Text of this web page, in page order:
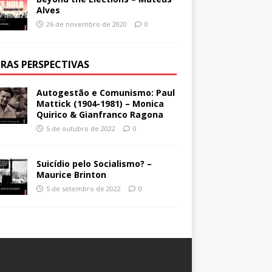
Alves
26 de novembro de 2020 0
PERSPECTIVAS
Autogestão e Comunismo: Paul
Mattick (1904-1981) – Monica
Quirico & Gianfranco Ragona
5 de outubro de 2022 0
Suicídio pelo Socialismo? –
Maurice Brinton
5 de setembro de 2022 0